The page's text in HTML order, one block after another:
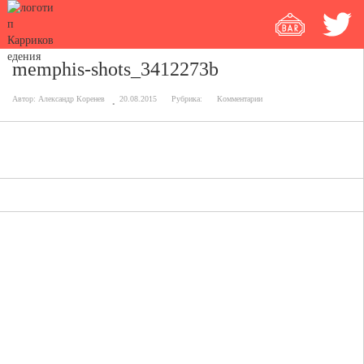
memphis-shots_3412273b
Автор: Александр Коренев 20.08.2015 Рубрика: Комментарии